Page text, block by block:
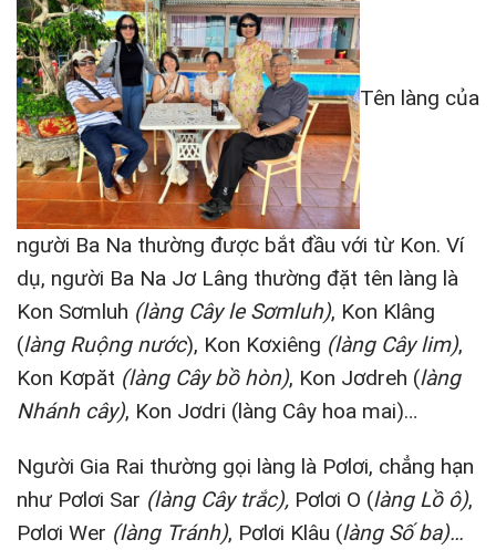
Tên làng của
người Ba Na thường được bắt đầu với từ Kon. Ví
dụ, người Ba Na Jơ Lâng thường đặt tên làng là
Kon Sơmluh (làng Cây le Sơmluh), Kon Klâng
(làng Ruộng nước), Kon Kơxiêng (làng Cây lim),
Kon Kơpăt (làng Cây bồ hòn), Kon Jơdreh (làng
Nhánh cây), Kon Jơdri (làng Cây hoa mai)…
Người Gia Rai thường gọi làng là Pơlơi, chẳng hạn
như Pơlơi Sar (làng Cây trắc), Pơlơi O (làng Lồ ô),
Pơlơi Wer (làng Tránh), Pơlơi Klâu (làng Số ba)…